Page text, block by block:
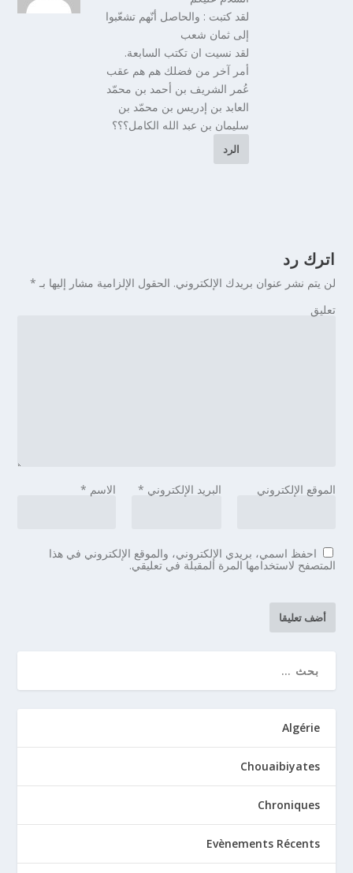
لقد كتبت : والحاصل أنّهم تشعّبوا
إلى ثمان شعب
لقد نسيت ان تكتب السابعة.
أمر آخر من فضلك هم هم عقب
عُمر الشريف بن أحمد بن محمّد
العابد بن إدريس بن محمّد بن
سليمان بن عبد الله الكامل؟؟؟
الرد
اترك رد
لن يتم نشر عنوان بريدك الإلكتروني. الحقول الإلزامية مشار إليها بـ *
تعليق
الاسم * البريد الإلكتروني * الموقع الإلكتروني
احفظ اسمي، بريدي الإلكتروني، والموقع الإلكتروني في هذا
المتصفح لاستخدامها المرة المقبلة في تعليقي.
Algérie
Chouaibiyates
Chroniques
Evènements Récents